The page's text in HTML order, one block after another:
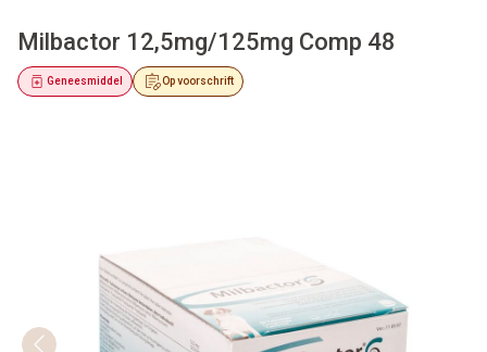
Milbactor 12,5mg/125mg Comp 48
Op voorschrift
Geneesmiddel